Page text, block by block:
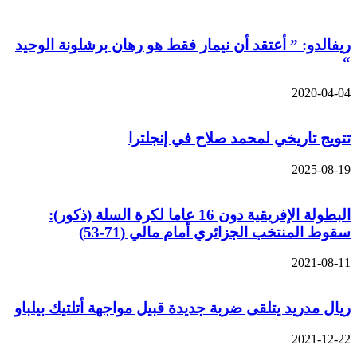
ريفالدو: ” أعتقد أن نيمار فقط هو رهان برشلونة الوحيد
“
2020-04-04
تتويج تاريخي لمحمد صلاح في إنجلترا
2025-08-19
البطولة الإفريقية دون 16 عاما لكرة السلة (ذكور):
سقوط المنتخب الجزائري أمام مالي (71-53)
2021-08-11
ريال مدريد يتلقى ضربة جديدة قبيل مواجهة أتلتيك بيلباو
2021-12-22